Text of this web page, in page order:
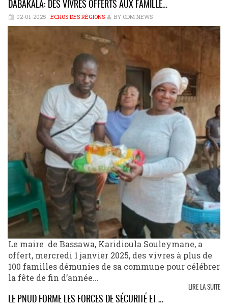
DABAKALA: DES VIVRES OFFERTS AUX FAMILLE…
02-01-2025 ÉCHOS DES RÉGIONS BY ODM NEWS
Le maire de Bassawa, Karidioula Souleymane, a
offert, mercredi 1 janvier 2025, des vivres à plus de
100 familles démunies de sa commune pour célébrer
la fête de fin d’année...
LIRE LA SUITE
LE PNUD FORME LES FORCES DE SÉCURITÉ ET …